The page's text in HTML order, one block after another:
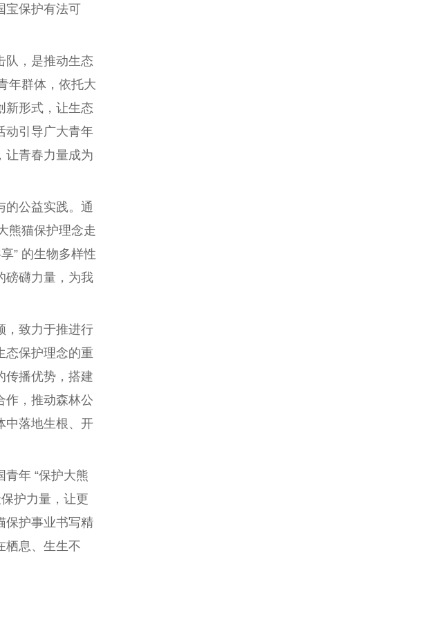
宝保护有法可
队，是推动生态
年群体，依托大
新形式，让生态
动引导广大青年
让青春力量成为
的公益实践。通
熊猫保护理念走
” 的生物多样性
磅礴力量，为我
，致力于推进行
态保护理念的重
传播优势，搭建
作，推动森林公
中落地生根、开
年 “保护大熊
护力量，让更
保护事业书写精
栖息、生生不